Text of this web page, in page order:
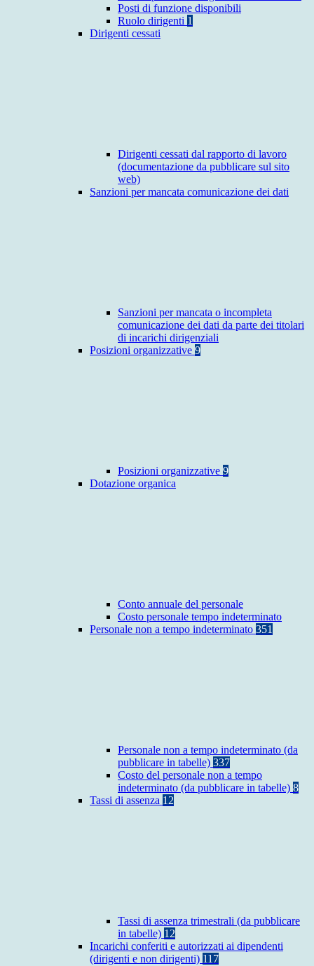
Posti di funzione disponibili
Ruolo dirigenti 1
Dirigenti cessati
Dirigenti cessati dal rapporto di lavoro
(documentazione da pubblicare sul sito
web)
Sanzioni per mancata comunicazione dei dati
Sanzioni per mancata o incompleta
comunicazione dei dati da parte dei titolari
di incarichi dirigenziali
Posizioni organizzative 9
Posizioni organizzative 9
Dotazione organica
Conto annuale del personale
Costo personale tempo indeterminato
Personale non a tempo indeterminato 351
Personale non a tempo indeterminato (da
pubblicare in tabelle) 337
Costo del personale non a tempo
indeterminato (da pubblicare in tabelle) 8
Tassi di assenza 12
Tassi di assenza trimestrali (da pubblicare
in tabelle) 12
Incarichi conferiti e autorizzati ai dipendenti
(dirigenti e non dirigenti) 117